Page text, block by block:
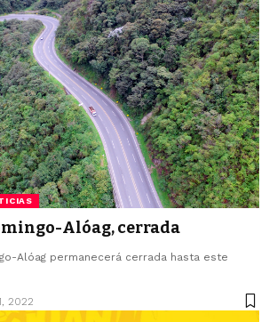
Alóag, cerrada
Alóag permanecerá cerrada hasta este
2022